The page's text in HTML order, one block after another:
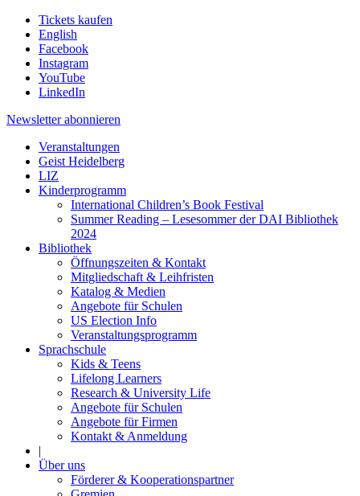
Tickets kaufen
English
Facebook
Instagram
YouTube
LinkedIn
Newsletter abonnieren
Veranstaltungen
Geist Heidelberg
LIZ
Kinderprogramm
International Children’s Book Festival
Summer Reading – Lesesommer der DAI Bibliothek
2024
Bibliothek
Öffnungszeiten & Kontakt
Mitgliedschaft & Leihfristen
Katalog & Medien
Angebote für Schulen
US Election Info
Veranstaltungsprogramm
Sprachschule
Kids & Teens
Lifelong Learners
Research & University Life
Angebote für Schulen
Angebote für Firmen
Kontakt & Anmeldung
|
Über uns
Förderer & Kooperationspartner